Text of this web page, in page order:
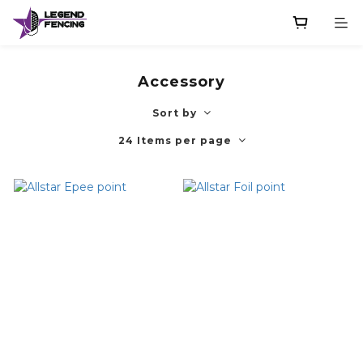
Accessory
Sort by
24 Items per page